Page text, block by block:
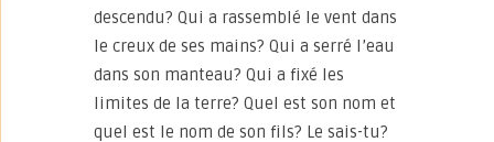
descendu? Qui a rassemblé le vent dans
le creux de ses mains? Qui a serré l’eau
dans son manteau? Qui a fixé les
limites de la terre? Quel est son nom et
quel est le nom de son fils? Le sais-tu?